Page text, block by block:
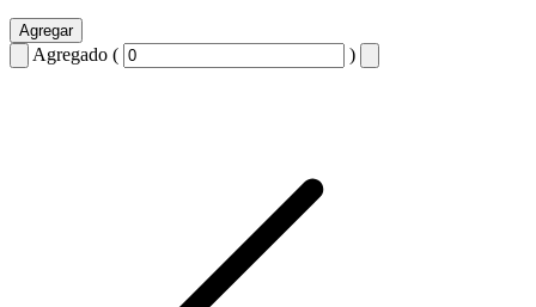
Agregar
Agregado ( )